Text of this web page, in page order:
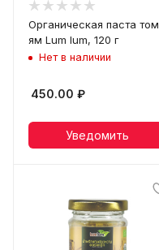
Органическая паста том
ям Lum lum, 120 г
Нет в наличии
450.00 ₽
Уведомить